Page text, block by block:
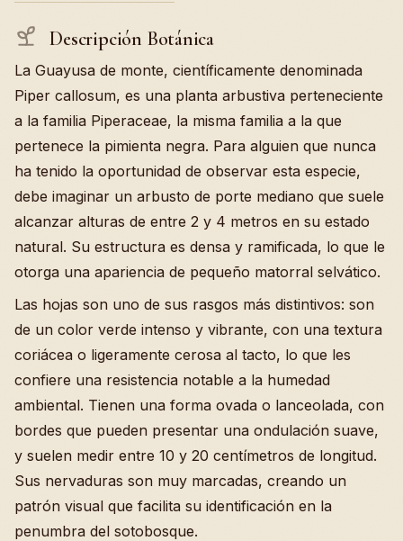
Descripción Botánica
La Guayusa de monte, científicamente denominada
Piper callosum, es una planta arbustiva perteneciente
a la familia Piperaceae, la misma familia a la que
pertenece la pimienta negra. Para alguien que nunca
ha tenido la oportunidad de observar esta especie,
debe imaginar un arbusto de porte mediano que suele
alcanzar alturas de entre 2 y 4 metros en su estado
natural. Su estructura es densa y ramificada, lo que le
otorga una apariencia de pequeño matorral selvático.
Las hojas son uno de sus rasgos más distintivos: son
de un color verde intenso y vibrante, con una textura
coriácea o ligeramente cerosa al tacto, lo que les
confiere una resistencia notable a la humedad
ambiental. Tienen una forma ovada o lanceolada, con
bordes que pueden presentar una ondulación suave,
y suelen medir entre 10 y 20 centímetros de longitud.
Sus nervaduras son muy marcadas, creando un
patrón visual que facilita su identificación en la
penumbra del sotobosque.